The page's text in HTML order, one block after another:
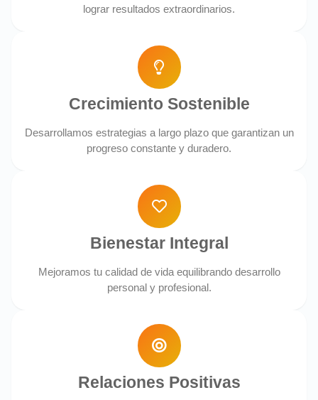
lograr resultados extraordinarios.
Crecimiento Sostenible
Desarrollamos estrategias a largo plazo que garantizan un
progreso constante y duradero.
Bienestar Integral
Mejoramos tu calidad de vida equilibrando desarrollo
personal y profesional.
Relaciones Positivas